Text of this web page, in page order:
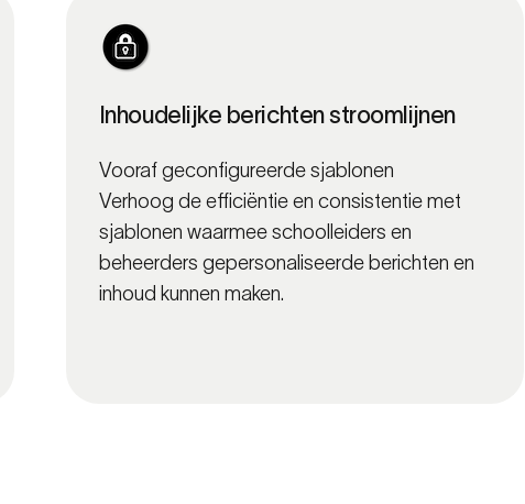
Inhoudelijke berichten stroomlijnen
Vooraf geconfigureerde sjablonen
Verhoog de efficiëntie en consistentie met
sjablonen waarmee schoolleiders en
beheerders gepersonaliseerde berichten en
inhoud kunnen maken.